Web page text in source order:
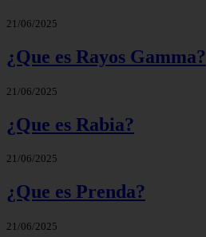
21/06/2025
¿Que es Rayos Gamma?
21/06/2025
¿Que es Rabia?
21/06/2025
¿Que es Prenda?
21/06/2025